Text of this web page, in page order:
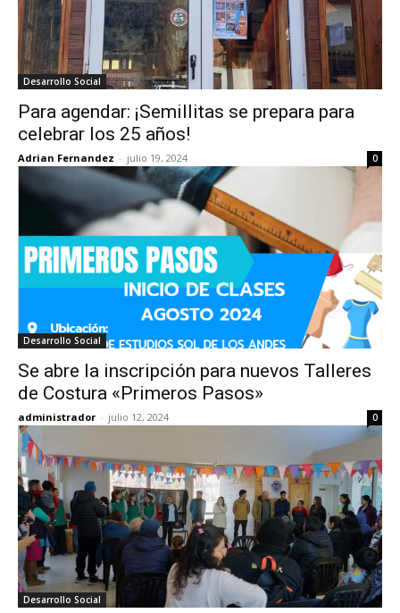
Desarrollo Social
Para agendar: ¡Semillitas se prepara para
celebrar los 25 años!
Adrian Fernandez - julio 19, 2024 0
Desarrollo Social
Se abre la inscripción para nuevos Talleres
de Costura «Primeros Pasos»
administrador - julio 12, 2024 0
Desarrollo Social